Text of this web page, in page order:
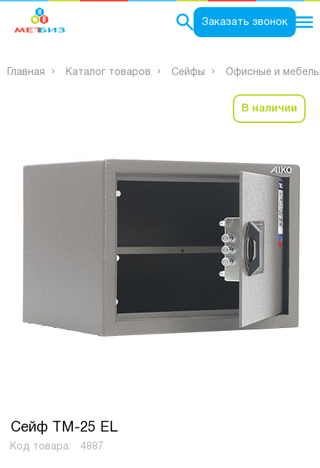
Заказать звонок
Главная Каталог товаров Сейфы Офисные и
В наличии
Сейф TM-25 EL
Код товара: 4887